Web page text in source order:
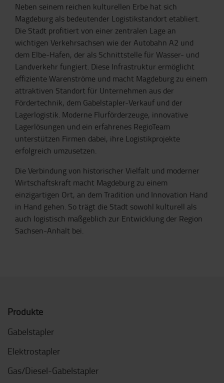
Neben seinem reichen kulturellen Erbe hat sich
Magdeburg als bedeutender Logistikstandort etabliert.
Die Stadt profitiert von einer zentralen Lage an
wichtigen Verkehrsachsen wie der Autobahn A2 und
dem Elbe-Hafen, der als Schnittstelle für Wasser- und
Landverkehr fungiert. Diese Infrastruktur ermöglicht
effiziente Warenströme und macht Magdeburg zu einem
attraktiven Standort für Unternehmen aus der
Fördertechnik, dem Gabelstapler-Verkauf und der
Lagerlogistik. Moderne Flurförderzeuge, innovative
Lagerlösungen und ein erfahrenes RegioTeam
unterstützen Firmen dabei, ihre Logistikprojekte
erfolgreich umzusetzen.
Die Verbindung von historischer Vielfalt und moderner
Wirtschaftskraft macht Magdeburg zu einem
einzigartigen Ort, an dem Tradition und Innovation Hand
in Hand gehen. So trägt die Stadt sowohl kulturell als
auch logistisch maßgeblich zur Entwicklung der Region
Sachsen-Anhalt bei.
Produkte
Gabelstapler
Elektrostapler
Gas/Diesel-Gabelstapler